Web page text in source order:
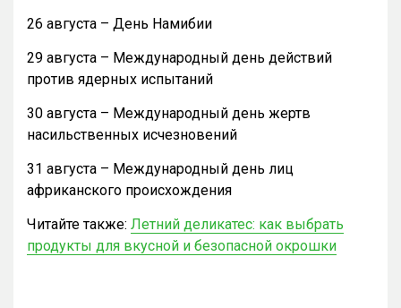
26 августа – День Намибии
29 августа – Международный день действий
против ядерных испытаний
30 августа – Международный день жертв
насильственных исчезновений
31 августа – Международный день лиц
африканского происхождения
Читайте также: Летний деликатес: как выбрать
продукты для вкусной и безопасной окрошки